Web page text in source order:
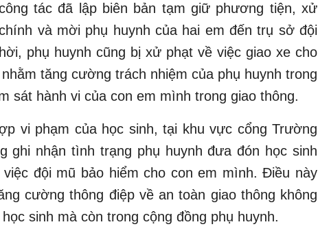
tác đã lập biên bản tạm giữ phương tiện, xử
và mời phụ huynh của hai em đến trụ sở đội
phụ huynh cũng bị xử phạt về việc giao xe cho
tăng cường trách nhiệm của phụ huynh trong
sát hành vi của con em mình trong giao thông.
vi phạm của học sinh, tại khu vực cổng Trường
ghi nhận tình trạng phụ huynh đưa đón học sinh
việc đội mũ bảo hiểm cho con em mình. Điều này
cường thông điệp về an toàn giao thông không
sinh mà còn trong cộng đồng phụ huynh.